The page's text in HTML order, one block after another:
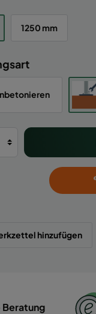
1250 mm
hinzufügen
Beratung